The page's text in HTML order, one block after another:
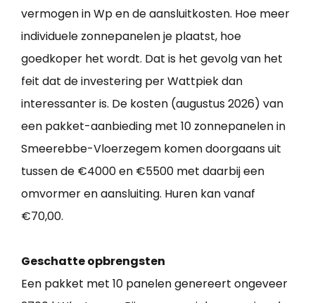
vermogen in Wp en de aansluitkosten. Hoe meer
individuele zonnepanelen je plaatst, hoe
goedkoper het wordt. Dat is het gevolg van het
feit dat de investering per Wattpiek dan
interessanter is. De kosten (augustus 2026) van
een pakket-aanbieding met 10 zonnepanelen in
Smeerebbe-Vloerzegem komen doorgaans uit
tussen de €4000 en €5500 met daarbij een
omvormer en aansluiting. Huren kan vanaf
€70,00.
Geschatte opbrengsten
Een pakket met 10 panelen genereert ongeveer